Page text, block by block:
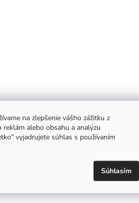
na zlepšenie vášho zážitku z
reklám alebo obsahu a analýzu
vyjadrujete súhlas s používaním
Súhlasím